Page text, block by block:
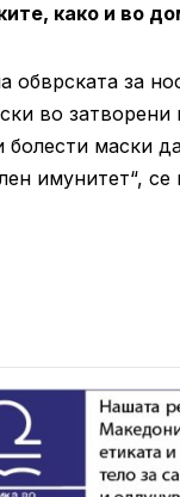
како и во
обврската за
во затворени
болести маски
имунитет“,